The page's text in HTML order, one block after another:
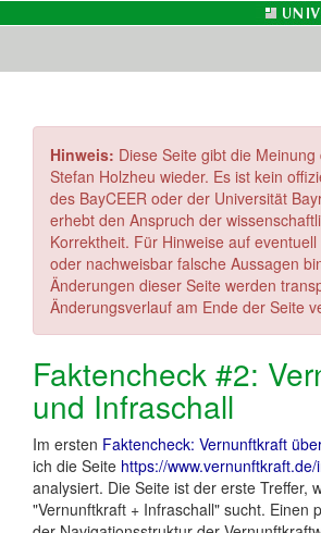
Hinweis: Diese Seite gibt die Meinung
Stefan Holzheu wieder. Es ist kein
des BayCEER oder der Universität
erhebt den Anspruch der
Korrektheit. Für Hinweise auf
oder nachweisbar falsche Aussagen
Änderungen dieser Seite werden
Änderungsverlauf am Ende der Seite
Faktencheck #2:
und Infraschall
Im ersten Faktencheck: Vernunftkraft
ich die Seite https://
analysiert. Die Seite ist der erste Treffer,
"Vernunftkraft + Infraschall" sucht. Einen